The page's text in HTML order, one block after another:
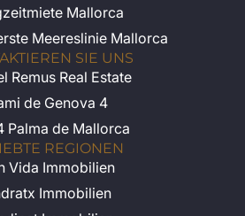
Mallorca
Meereslinie Mallorca
SIE UNS
Remus Real Estate
de Genova 4
Palma de Mallorca
REGIONEN
Vida Immobilien
Immobilien